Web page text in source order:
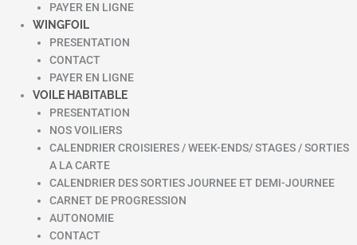
PAYER EN LIGNE
WINGFOIL
PRESENTATION
CONTACT
PAYER EN LIGNE
VOILE HABITABLE
PRESENTATION
NOS VOILIERS
CALENDRIER CROISIERES / WEEK-ENDS/ STAGES / SORTIES
A LA CARTE
CALENDRIER DES SORTIES JOURNEE ET DEMI-JOURNEE
CARNET DE PROGRESSION
AUTONOMIE
CONTACT